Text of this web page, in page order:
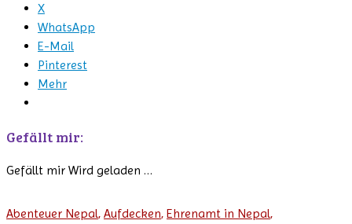
X
WhatsApp
E-Mail
Pinterest
Mehr
Gefällt mir:
Gefällt mir Wird geladen …
Abenteuer Nepal, Aufdecken, Ehrenamt in Nepal,